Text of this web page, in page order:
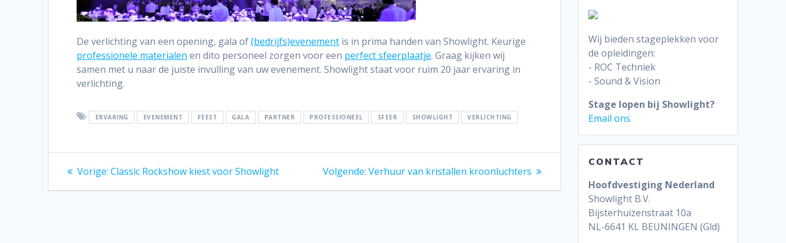
De verlichting van een opening, gala of(bedrijfs)evenement is in prima handen van Showlight. Keurige
professionele materialen en dito personeel zorgen voor een perfect sfeerplaatje. Graag kijken wij
samen met u naar de juiste invulling van uw evenement. Showlight staat voor ruim 20 jaar ervaring in
verlichting.
ERVARING EVENEMENT FEEST GALA PARTNER PROFESSIONEEL SFEER SHOWLIGHT VERLICHTING
Bericht
navigatie
Vorige: Vorig
Classic Rockshow kiest voor Showlight Volgende: Volgend
Verhuur van kristallen kroonluchters
Wij bieden stageplekken voor
de opleidingen:
- ROC Techniek
- Sound & Vision
Stage lopen bij Showlight?
Email ons
CONTACT
Hoofdvestiging Nederland
Showlight B.V.
Bijsterhuizenstraat 10a
NL-6641 KL BEUNINGEN (Gld)